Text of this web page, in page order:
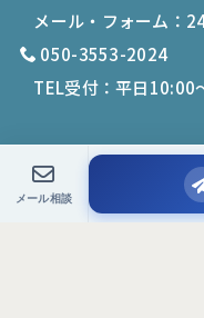
メール・フォーム：
050-3553-2024
TEL受付：平日10:00
2026
メール相談